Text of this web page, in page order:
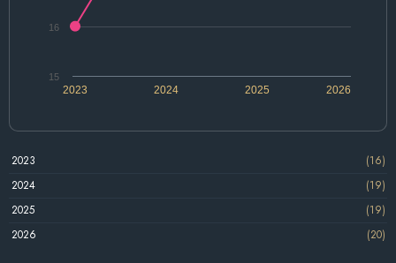
2024 2026
2023 2025
15
16
2023
(16)
2024
(19)
2025
(19)
2026
(20)